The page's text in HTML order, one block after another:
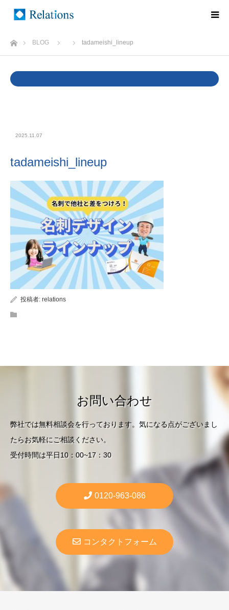
ホームBLOG tadameishi_lineup
2025.11.07
tadameishi_lineup
投稿者: relations
お問い合わせ
弊社では無料相談会を行っております。気になる点がございまし
たらお気軽にご相談ください。
受付時間は平日10：00~17：30
0120-963-086
コンタクトフォーム